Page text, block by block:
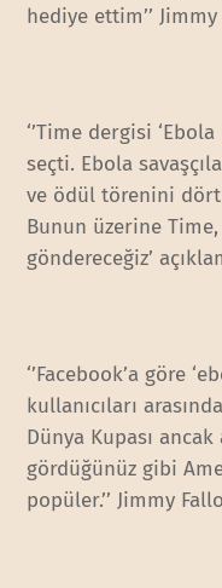
hediye ettim’’
‘’Time dergisi
seçti. Ebola
ve ödül törenini
Bunun üzerine Time,
göndereceğiz’
‘’Facebook’a göre
kullanıcıları
Dünya Kupası ancak
gördüğünüz gibi
popüler.’’ Jimmy